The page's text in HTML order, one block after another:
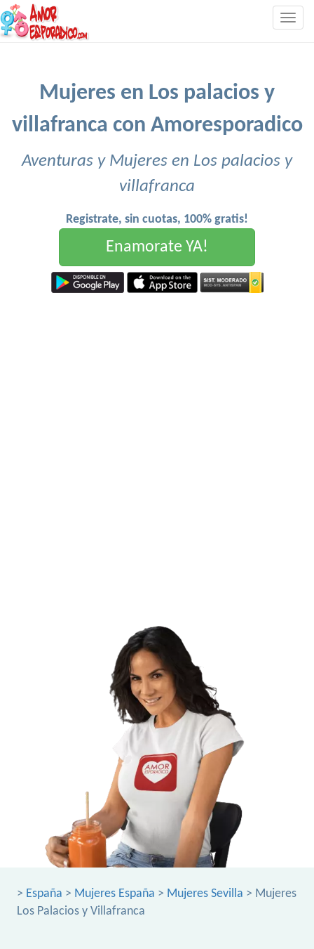
Mujeres en Los palacios y
villafranca con Amoresporadico
Aventuras y Mujeres en Los palacios y
villafranca
Registrate, sin cuotas, 100% gratis!
Enamorate YA!
> España > Mujeres España > Mujeres Sevilla > Mujeres
Los Palacios y Villafranca